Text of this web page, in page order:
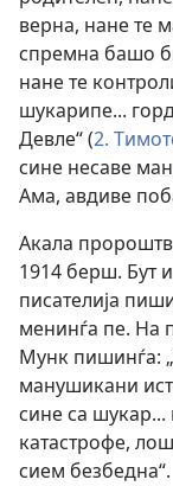
верна, нане те
спремна башо
нане те
шукарипе...
Девле“ (2.
сине несаве
Ама, авдиве
Акала
1914 берш. Бут
писателија
менинѓа пе. На
Мунк пишинѓа:
манушикани
сине са шукар...
катастрофе,
сием безбедна“.